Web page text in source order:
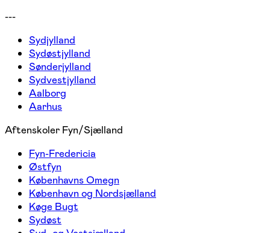
---
Sydjylland
Sydøstjylland
Sønderjylland
Sydvestjylland
Aalborg
Aarhus
Aftenskoler Fyn/Sjælland
Fyn-Fredericia
Østfyn
Københavns Omegn
København og Nordsjælland
Køge Bugt
Sydøst